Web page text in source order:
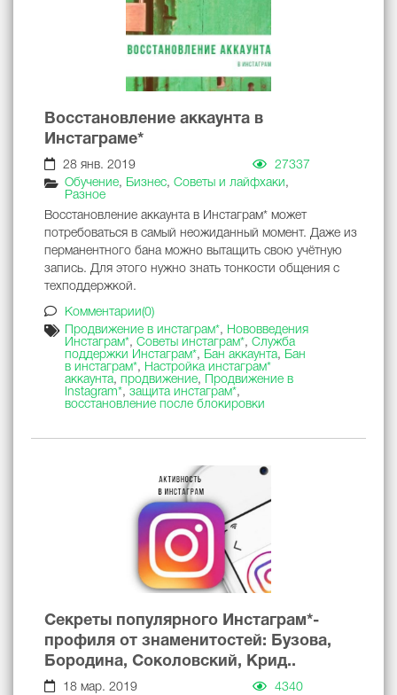
Восстановление аккаунта в
Инстаграме*
28 янв. 2019
27337
Обучение, Бизнес, Советы и лайфхаки ,
Разное
Восстановление аккаунта в Инстаграм* может
потребоваться в самый неожиданный момент. Даже из
перманентного бана можно вытащить свою учётную
запись. Для этого нужно знать тонкости общения с
техподдержкой.
Комментарии(0)
Продвижение в инстаграм*, Нововведения
Инстаграм*, Советы инстаграм*, Служба
поддержки Инстаграм*, Бан аккаунта, Бан
в инстаграм*, Настройка инстаграм*
аккаунта, продвижение,
Продвижение в
Instagram*, защита инстаграм*,
восстановление после блокировки
Секреты популярного Инстаграм*-
профиля от знаменитостей: Бузова,
Бородина, Соколовский, Крид..
18 мар. 2019
4340